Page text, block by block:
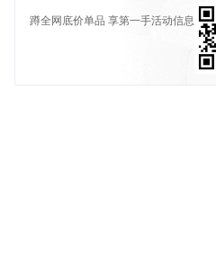
蹲全网底价单品 享第一手活动信息